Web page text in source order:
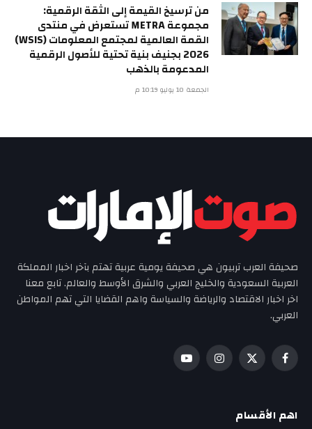
من ترسيخ القيمة إلى الثقة الرقمية:
مجموعة METRA تستعرض في منتدى
القمة العالمية لمجتمع المعلومات (WSIS)
2026 بجنيف بنية تحتية للأصول الرقمية
المدعومة بالذهب
الجمعة 10 يوليو 10:19 م
صحيفة العرب تربيون هي صحيفة يومية عربية تهتم بآخر اخبار المملكة
العربية السعودية والخليج العربي والشرق الأوسط والعالم. تابع معنا
اخر اخبار الاقتصاد والرياضة والسياسة واهم القضايا التي تهم المواطن
العربي.
فيسبوك
X
الانستغراميوتيوب
اهم الأقسام